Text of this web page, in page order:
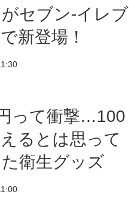
セブン‐イレブ
新登場！
って衝撃…100
るとは思って
衛生グッズ